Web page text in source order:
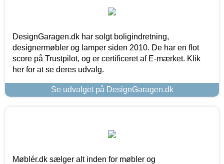
DesignGaragen.dk har solgt boligindretning,
designermøbler og lamper siden 2010. De har en flot
score på Trustpilot, og er certificeret af E-mærket. Klik
her for at se deres udvalg.
Se udvalget på DesignGaragen.dk
Møblér.dk sælger alt inden for møbler og